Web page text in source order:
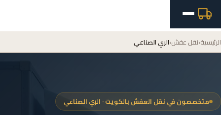
الرئيسية›نقل عفش›الري الصناعي
متخصصون في نقل العفش بالكويت · الري الصناعي